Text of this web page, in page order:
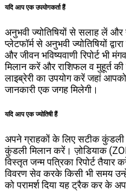
यदि आप एक उपयोगकर्ता हैं
अनुभवी ज्योतिषियों से सलाह लें और
प्लेटफॉर्म से अनुभवी ज्योतिषियों
और जीवन भविष्यवाणी रिपोर्ट
मिलान करें और राशिफल व मुहूर्त
लाइब्रेरी का उपयोग करें जहां
जानकारी एक जगह मिलेगी।
यदि आप एक ज्योतिषी हैं
अपने ग्राहकों के लिए सटीक कुंडली
कुंडली मिलान करें। ज़ोडियाक
विस्तृत जन्म पत्रिका रिपोर्ट तैयार
विवरण सेव करके किसी भी समय
को परामर्श दिया यह ट्रैक कर के